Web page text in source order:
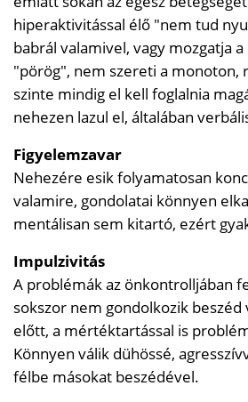
hiperaktivitással élő "nem tud
babrál valamivel, vagy mozgatja
"pörög", nem szereti a monoton,
szinte mindig el kell foglalnia
nehezen lazul el, általában
Figyelemzavar
Nehezére esik folyamatosan
valamire, gondolatai könnyen
mentálisan sem kitartó, ezért
Impulzivitás
A problémák az önkontrolljában
sokszor nem gondolkozik beszéd
előtt, a mértéktartással is
Könnyen válik dühössé,
félbe másokat beszédével.